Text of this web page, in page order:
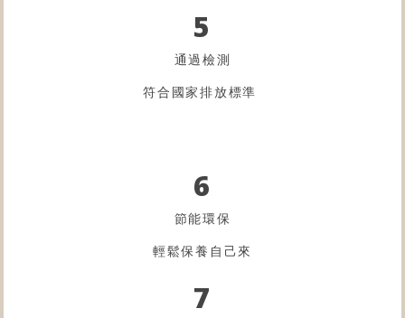
5
通過檢測
符合國家排放標準
6
節能環保
輕鬆保養自己來
7